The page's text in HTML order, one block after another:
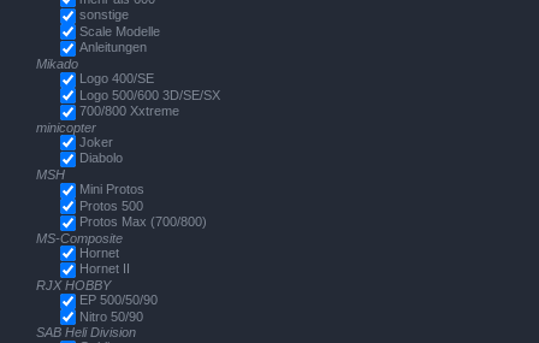
sonstige
Scale Modelle
Anleitungen
Mikado
Logo 400/SE
Logo 500/600 3D/SE/SX
700/800 Xxtreme
minicopter
Joker
Diabolo
MSH
Mini Protos
Protos 500
Protos Max (700/800)
MS-Composite
Hornet
Hornet II
RJX HOBBY
EP 500/50/90
Nitro 50/90
SAB Heli Division